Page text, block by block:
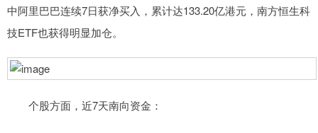
中阿里巴巴连续7日获净买入，累计达133.20亿港元，南方恒生科
技ETF也获得明显加仓。
个股方面，近7天南向资金：